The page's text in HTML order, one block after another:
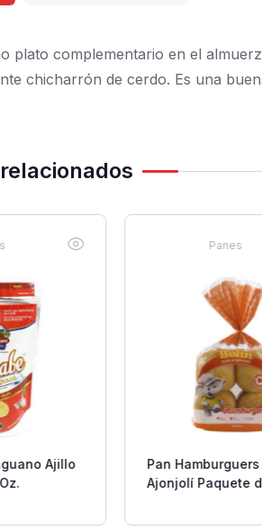
plato complementario en el
chicharrón de cerdo. Es una
Ajillo
Panes
Pan
Ajonjolí Paquete